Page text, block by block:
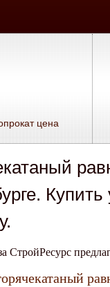
цена
СтройРесурс